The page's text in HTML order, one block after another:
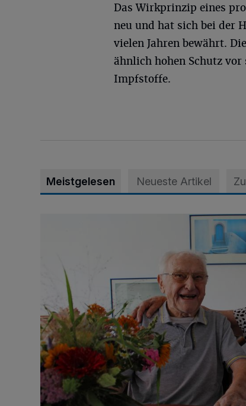
Das Wirkprinzip eines
neu und hat sich bei der
vielen Jahren bewährt.
ähnlich hohen Schutz
Impfstoffe.
Meistgelesen Neueste Artikel